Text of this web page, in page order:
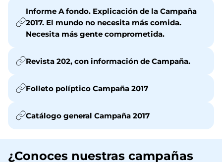
Informe A fondo. Explicación de la Campaña
2017. El mundo no necesita más comida.
Necesita más gente comprometida.
Revista 202, con información de Campaña.
Folleto políptico Campaña 2017
Catálogo general Campaña 2017
¿Conoces nuestras campañas